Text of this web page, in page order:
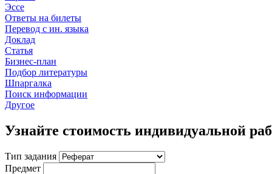
Эссе
Ответы на билеты
Перевод с ин. языка
Доклад
Статья
Бизнес-план
Подбор литературы
Шпаргалка
Поиск информации
Другое
Узнайте стоимость индивидуальной
Тип задания
Предмет